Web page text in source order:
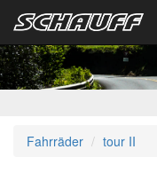
Fahrräder tour II